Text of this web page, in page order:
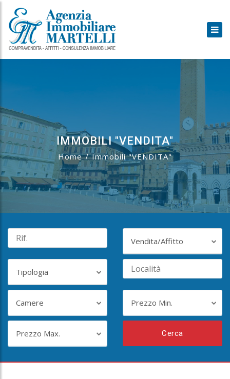
IMMOBILI "VENDITA"
Home Immobili "VENDITA"
Vendita/Affitto
Tipologia
Camere Prezzo Min.
Prezzo Max. Cerca